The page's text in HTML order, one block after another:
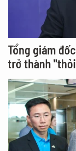
Tổng giám
trở thành